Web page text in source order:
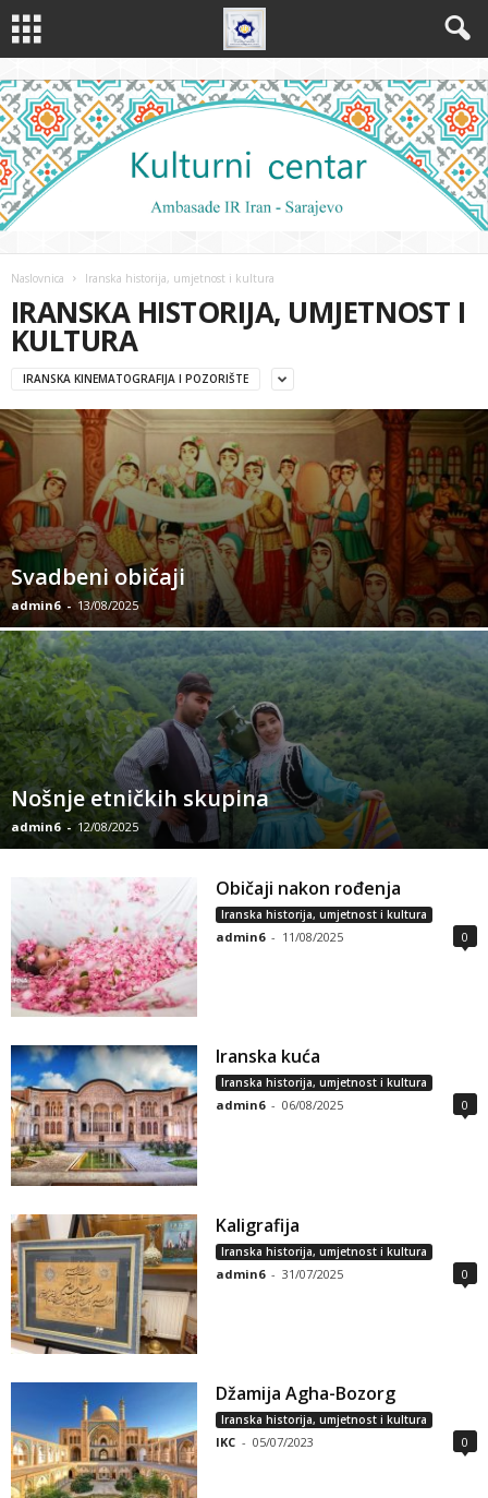
Naslovnica Iranska historija, umjetnost i kultura
IRANSKA HISTORIJA, UMJETNOST I
KULTURA
IRANSKA KINEMATOGRAFIJA I POZORIŠTE
Svadbeni običaji
admin6 - 13/08/2025
Nošnje etničkih skupina
admin6 - 12/08/2025
Običaji nakon rođenja
Iranska historija, umjetnost i kultura
admin6 - 11/08/2025 0
Iranska kuća
Iranska historija, umjetnost i kultura
admin6 - 06/08/2025 0
Kaligrafija
Iranska historija, umjetnost i kultura
admin6 - 31/07/2025 0
Džamija Agha-Bozorg
Iranska historija, umjetnost i kultura
IKC - 05/07/2023 0